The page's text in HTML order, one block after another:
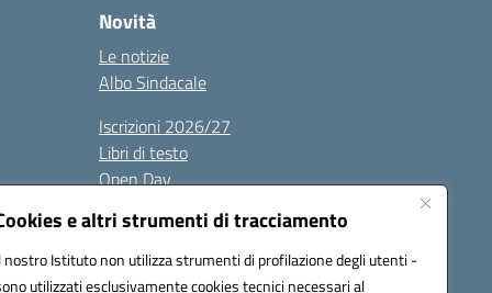
e altri strumenti di tracciamento
nostro Istituto non utilizza strumenti di profilazione degli utenti -
utilizzati esclusivamente cookies tecnici necessari al
Novità
Le notizie
Albo Sindacale
Iscrizioni 2026/27
Libri di testo
Open Day